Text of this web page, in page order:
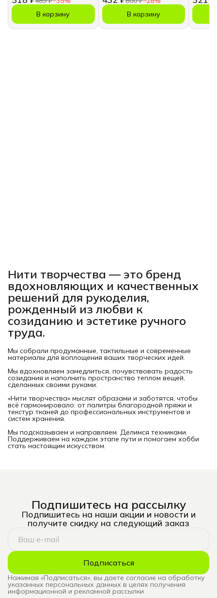
В корзину
В корзину
Нити творчества — это бренд
вдохновляющих и качественных
решений для рукоделия,
рожденный из любви к
созиданию и эстетике ручного
труда.
Мы собрали продуманные, тактильные и современные
материалы для воплощения ваших творческих идей.
Мы вдохновляем замедлиться, почувствовать радость
созидания и наполнить пространство теплом вещей,
сделанных своими руками.
«Нити творчества» мыслят образами и заботятся, чтобы
всё гармонировало: от палитры благородной пряжи и
текстур тканей до профессиональных инструментов и
систем хранения.
Мы подсказываем и направляем. Делимся техниками.
Поддерживаем на каждом этапе пути и помогаем хобби
стать настоящим искусством.
Подпишитесь на рассылку
Подпишитесь на наши акции и новости и
получите скидку на следующий заказ
Подписаться
Нажимая «Подписаться», вы даете согласие на обработку
указанных персональных данных в целях получения
информационной и рекламной рассылки